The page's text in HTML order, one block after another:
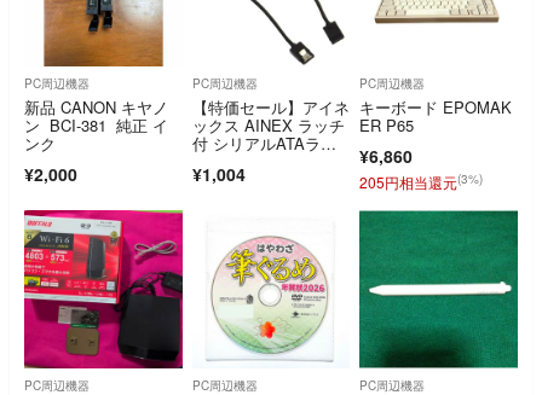
PC周辺機器
新品 CANON キヤノ
ン BCI-381 純正 イ
ンク
¥2,000
PC周辺機器
【特価セール】アイネ
ックス AINEX ラッチ
付 シリアルATAラウ
¥1,004
PC周辺機器
キーボード EPOMAK
ER P65
¥6,860
205円相当還元(3%)
PC周辺機器 PC周辺機器 PC周辺機器